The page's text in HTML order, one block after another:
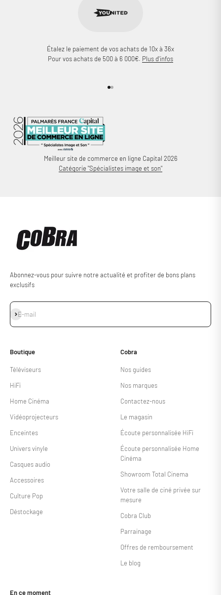
Étalez le paiement de vos achats de 10x à 36x
Pour vos achats de 500 à 6 000€. Plus d'infos
Aller à l'élément 1
Aller à l'élément 2
Meilleur site de commerce en ligne Capital 2026
Catégorie "Spécialistes image et son"
Abonnez-vous pour suivre notre actualité et profiter de bons plans
exclusifs
E-mail
S'inscrire
Boutique
Téléviseurs
HiFi
Home Cinéma
Vidéoprojecteurs
Enceintes
Univers vinyle
Casques audio
Accessoires
Culture Pop
Déstockage
Cobra
Nos guides
Nos marques
Contactez-nous
Le magasin
Écoute personnalisée HiFi
Écoute personnalisée Home
Cinéma
Showroom Total Cinema
Votre salle de ciné privée sur
mesure
Cobra Club
Parrainage
Offres de remboursement
Le blog
En ce moment